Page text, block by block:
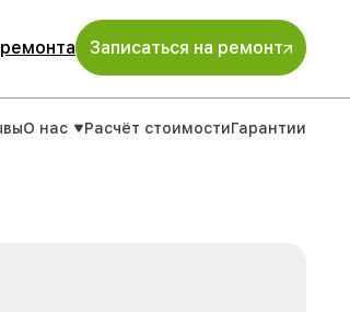
Записаться на ремонт
О нас Расчёт стоимостиГарантии